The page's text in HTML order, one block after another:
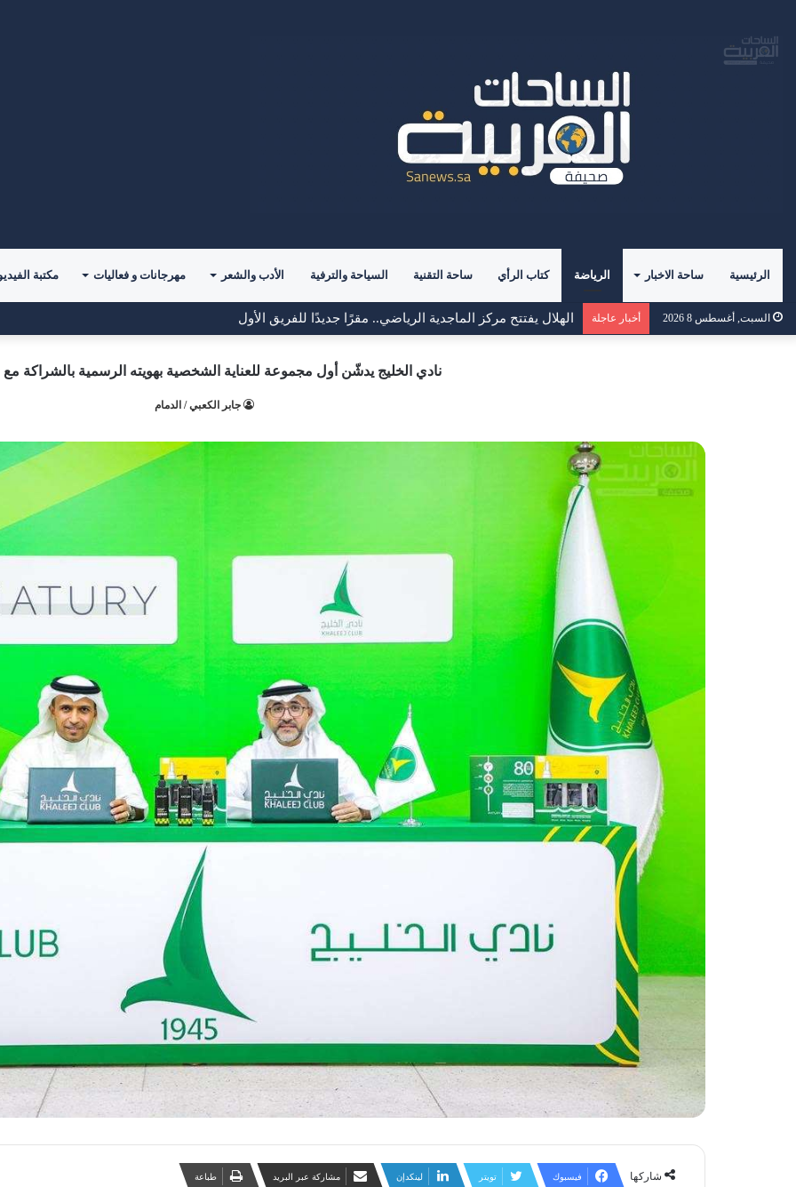
الرئيسية ساحة الاخبار الرياضة كتاب الرأي ساحة التقنية السياحة والترفية الأدب والشعر مهرجانات و فعاليات مكتبة
السبت, أغسطس 8 2026 أخبار عاجلة لوكا زيدان يطوي صفحة غرناطة ويبدأ تحدياً جديداً مع ليغانيس
نادي الخليج يدشّن أول مجموعة للعناية الشخصية بهويته الرسمية بالشراكة مع Natury
جابر الكعبي / الدمام
شاركها فيسبوك تويتر لينكدإن مشاركة عبر البريد طباعة